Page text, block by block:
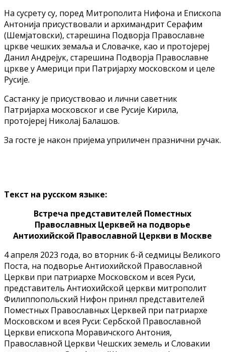
На сусрету су, поред Митрополита Нифона и Епископа
Антонија присуствовали и архимандрит Серафим
(Шемјатовски), старешина Подворја Православне
цркве чешких земаља и Словачке, као и протојереј
Данил Андрејук, старешина Подворја Православне
цркве у Америци при Патријарху московском и целе
Русије.
Састанку је присуствовао и лични саветник
Патријарха московског и све Русије Кирила,
протојереј Николај Балашов.
За госте је након пријема уприличен празнични ручак.
Текст на русском языке:
Встреча представителей Поместных
Православных Церквей на подворье
Антиохийской Православной Церкви в Москве
4 апреля 2023 года, во вторник 6-й седмицы Великого
Поста, на подворье Антиохийской Православной
Церкви при патриархе Московском и всея Руси,
представитель Антиохийской церкви митрополит
Филиппопольский Нифон принял представителей
Поместных Православных Церквей при патриархе
Московском и всея Руси: Сербской Православной
Церкви епископа Моравичского Антония,
Православной Церкви Чешских земель и Словакии